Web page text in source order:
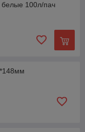
мы
постоянным
100л/пач